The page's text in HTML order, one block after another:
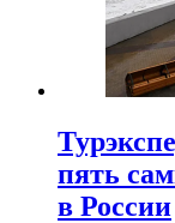
пять
в России